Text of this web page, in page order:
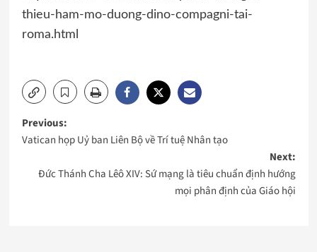
thieu-ham-mo-duong-dino-compagni-tai-
roma.html
Post
navigation
Previous:
Vatican họp Uỷ ban Liên Bộ về Trí tuệ Nhân tạo
Next:
Đức Thánh Cha Lêô XIV: Sứ mạng là tiêu chuẩn định hướng
mọi phân định của Giáo hội